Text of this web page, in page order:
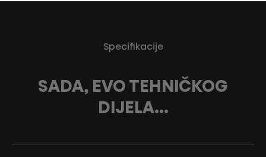
Specifikacije
SADA, EVO TEHNIČKOG
DIJELA...